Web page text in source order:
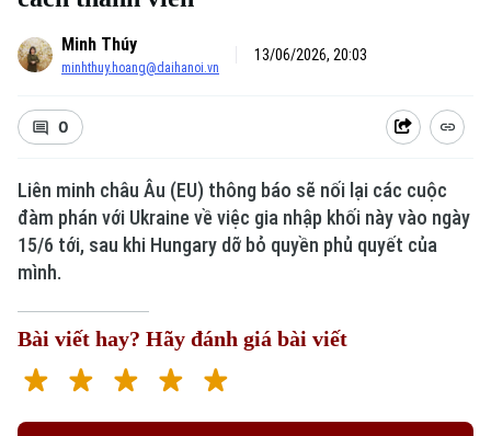
Minh Thúy
minhthuy.hoang@daihanoi.vn
13/06/2026, 20:03
0
Liên minh châu Âu (EU) thông báo sẽ nối lại các cuộc
đàm phán với Ukraine về việc gia nhập khối này vào ngày
15/6 tới, sau khi Hungary dỡ bỏ quyền phủ quyết của
mình.
Bài viết hay? Hãy đánh giá bài viết